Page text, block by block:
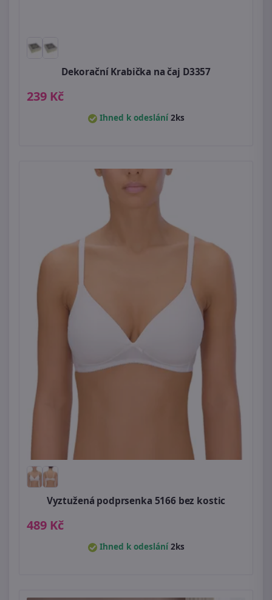
Dekorační Krabička na čaj D3357
239 Kč
Ihned k odeslání2ks
Vyztužená podprsenka 5166 bez kostic
489 Kč
Ihned k odeslání2ks